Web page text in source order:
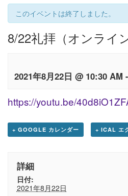
このイベントは終了しました。
8/22礼拝（オンライ
2021年8月22日 @ 10:30 AM -
https://youtu.be/
+ GOOGLE カレンダー + ICAL エ
詳細
日付:
2021年8月22日